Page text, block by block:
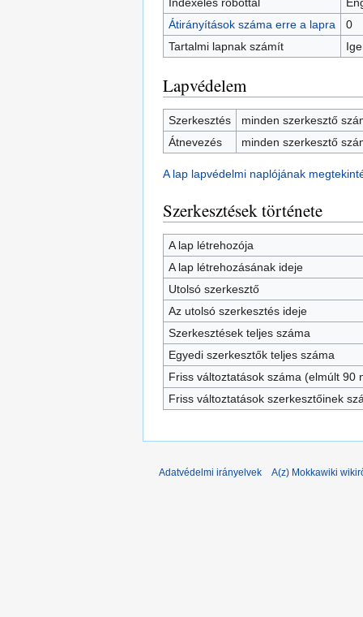
Átirányítások száma erre a lapra
0
Tartalmi lapnak számít
Lapvédelem
Szerkesztés
minden szerkesztő
Átnevezés
minden szerkesztő
A lap lapvédelmi naplójának
Szerkesztések története
A lap létrehozója
A lap létrehozásának ideje
Utolsó szerkesztő
Az utolsó szerkesztés ideje
Szerkesztések teljes száma
Egyedi szerkesztők teljes száma
Friss változtatások száma (elmúlt 90
Friss változtatások szerkesztőinek
Adatvédelmi irányelvek A(z) Mokkawiki